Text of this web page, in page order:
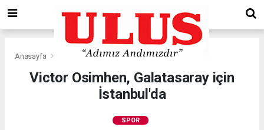
Anasayfa
Victor Osimhen, Galatasaray için
İstanbul'da
SPOR